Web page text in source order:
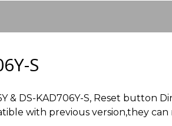
S
& DS-KAD706Y-S, Reset button
with previous version,they can